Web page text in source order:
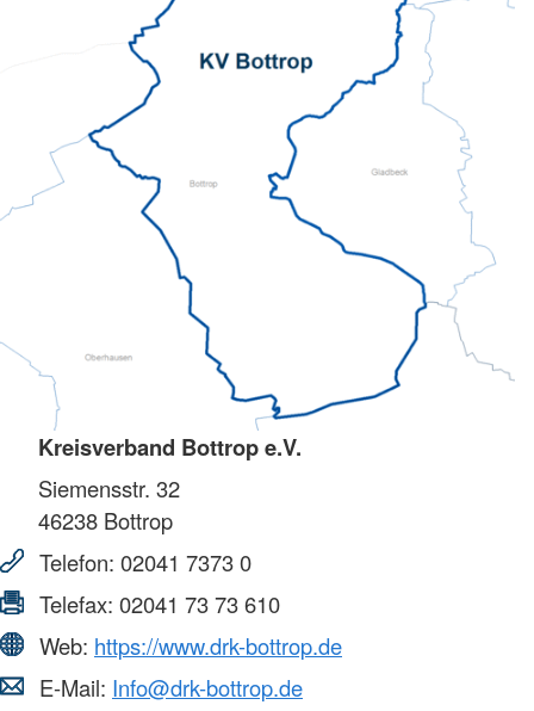
Kreisverband Bottrop e.V.
Siemensstr. 32
46238 Bottrop
Telefon: 02041 7373 0
Telefax: 02041 73 73 610
Web: https://www.drk-bottrop.de
E-Mail: Info@drk-bottrop.de